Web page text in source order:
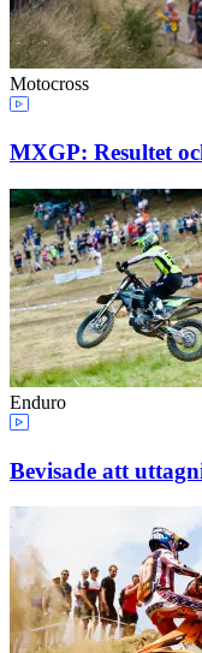
Motocross
MXGP: Resultet
Enduro
Bevisade att